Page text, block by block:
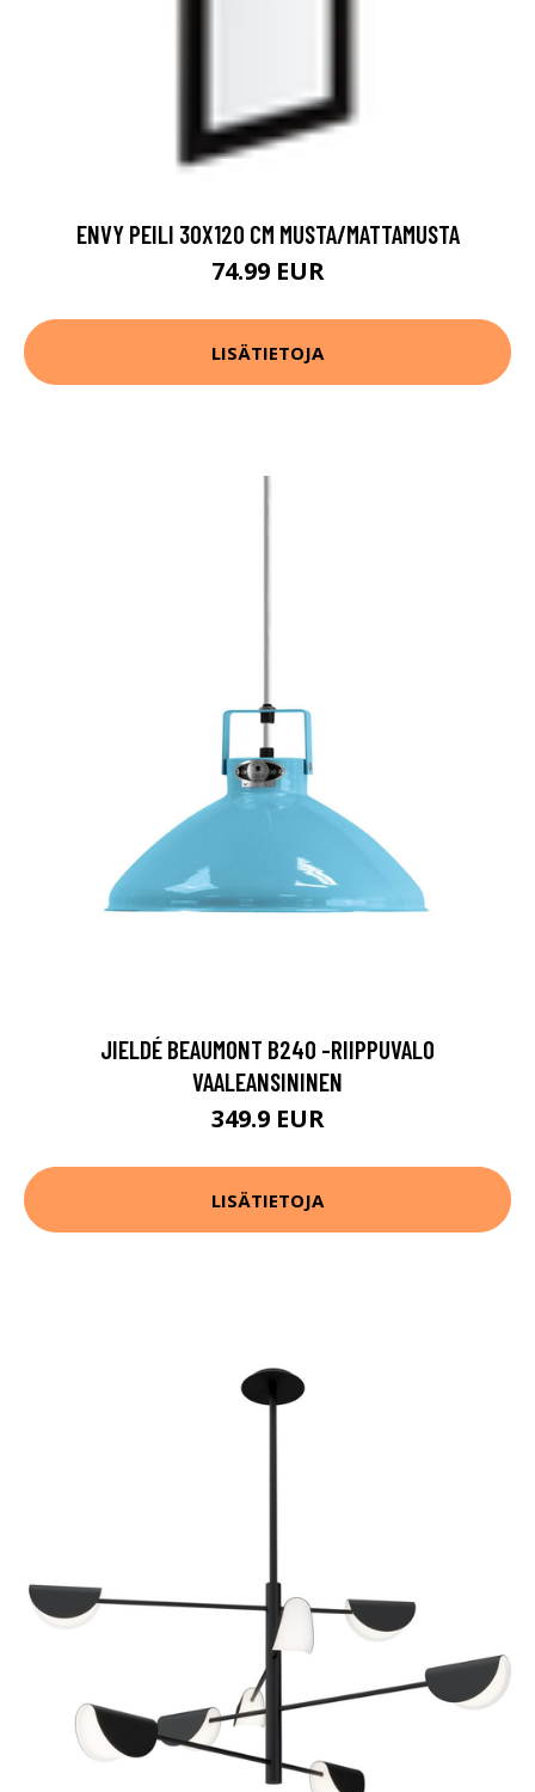
ENVY PEILI 30X120 CM MUSTA/MATTAMUSTA
74.99 EUR
LISÄTIETOJA
JIELDÉ BEAUMONT B240 -RIIPPUVALO
VAALEANSININEN
349.9 EUR
LISÄTIETOJA